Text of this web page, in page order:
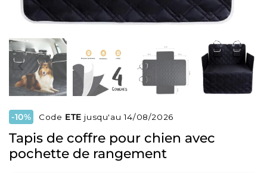
-10% Code ETE jusqu'au 14/08/2026
Tapis de coffre pour chien avec
pochette de rangement